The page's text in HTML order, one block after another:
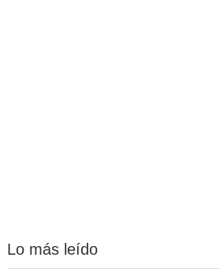
Lo más leído